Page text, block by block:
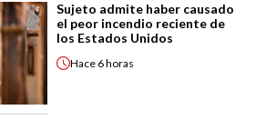
Sujeto admite haber causado
el peor incendio reciente de
los Estados Unidos
Hace 6 horas